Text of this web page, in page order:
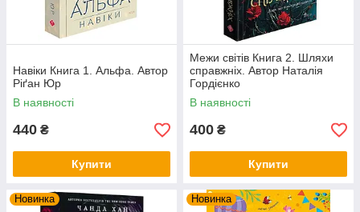
Навіки Книга 1. Альфа. Автор
Ріґан Юр
В наявності
440 ₴
Купити
Межи світів Книга 2. Шляхи
справжніх. Автор Наталія
Гордієнко
В наявності
400 ₴
Купити
Новинка Новинка